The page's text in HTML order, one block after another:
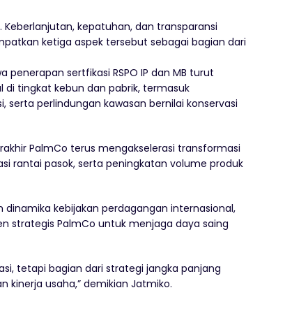
kepatuhan, dan transparansi
ketiga aspek tersebut sebagai bagian dari
sertfikasi RSPO IP dan MB turut
tingkat kebun dan pabrik, termasuk
serta perlindungan kawasan bernilai konservasi
PalmCo terus mengakselerasi transformasi
rantai pasok, serta peningkatan volume produk
kebijakan perdagangan internasional,
strategis PalmCo untuk menjaga daya saing
tetapi bagian dari strategi jangka panjang
kinerja usaha,” demikian Jatmiko.